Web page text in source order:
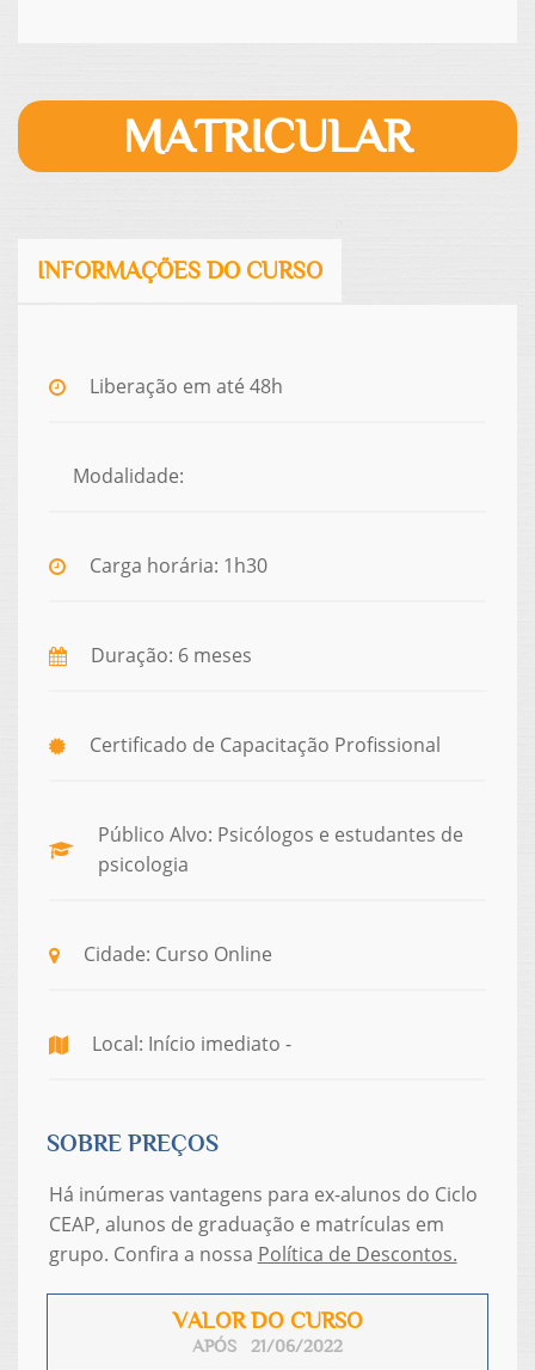
MATRICULAR
INFORMAÇÕES DO CURSO
Liberação em até 48h
Modalidade:
Carga horária: 1h30
Duração: 6 meses
Certificado de Capacitação Profissional
Público Alvo: Psicólogos e estudantes de
psicologia
Cidade: Curso Online
Local: Início imediato -
SOBRE PREÇOS
Há inúmeras vantagens para ex-alunos do Ciclo
CEAP, alunos de graduação e matrículas em
grupo. Confira a nossa Política de Descontos.
VALOR DO CURSO
APÓS 21/06/2022